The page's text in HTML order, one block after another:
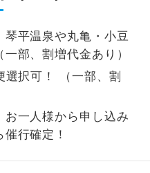
琴平温泉や丸亀・小豆
部、割増代金あり）
選択可！ （一部、割
お一人様から申し込み
行確定！
聞くことができます。
出発可能な個人型プランで
発可能な個人型プランで
限定でご参加いただけるコー